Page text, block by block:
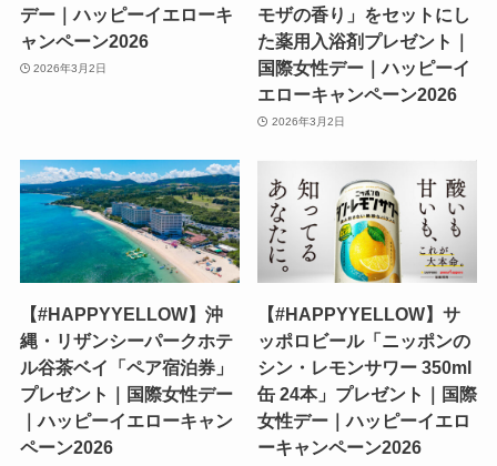
デー｜ハッピーイエローキ
ャンペーン2026
2026年3月2日
モザの香り」をセットにし
た薬用入浴剤プレゼント｜
国際女性デー｜ハッピーイ
エローキャンペーン2026
2026年3月2日
【#HAPPYYELLOW】沖
縄・リザンシーパークホテ
ル谷茶ベイ「ペア宿泊券」
プレゼント｜国際女性デー
｜ハッピーイエローキャン
ペーン2026
【#HAPPYYELLOW】サ
ッポロビール「ニッポンの
シン・レモンサワー 350ml
缶 24本」プレゼント｜国際
女性デー｜ハッピーイエロ
ーキャンペーン2026